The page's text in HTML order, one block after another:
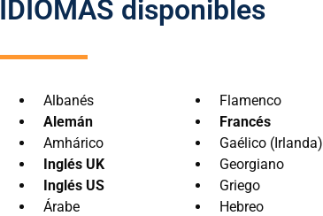
IDIOMAS disponibles
Albanés
Alemán
Amhárico
Inglés UK
Inglés US
Árabe
Flamenco
Francés
Gaélico (Irlanda)
Georgiano
Griego
Hebreo